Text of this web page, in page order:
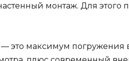
монтаж. Для этого
это максимум погружения